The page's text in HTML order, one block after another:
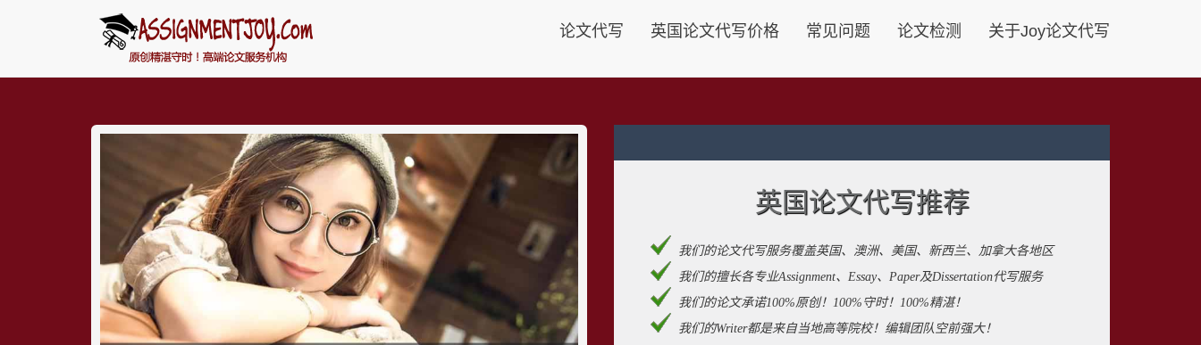
论文代写 英国论文代写价格 常见问题 论文检测 关于Joy论文代写
英国论文代写推荐
我们的论文代写服务覆盖英国、澳洲、美国、新西兰、加拿大各地区
我们的擅长各专业Assignment、Essay、Paper及Dissertation代写服务
我们的论文承诺100%原创！100%守时！100%精湛！
我们的Writer都是来自当地高等院校！编辑团队空前强大！